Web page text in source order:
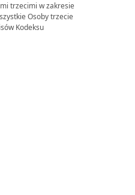
trzecimi w zakresie
Osoby trzecie
Kodeksu